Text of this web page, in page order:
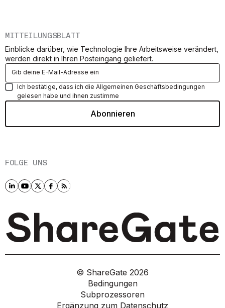
MITTEILUNGSBLATT
Einblicke darüber, wie Technologie Ihre Arbeitsweise verändert,
werden direkt in Ihren Posteingang geliefert.
Ich bestätige, dass ich die Allgemeinen Geschäftsbedingungen
gelesen habe und ihnen zustimme
FOLGE UNS
© ShareGate 2026
Bedingungen
Subprozessoren
Ergänzung zum Datenschutz